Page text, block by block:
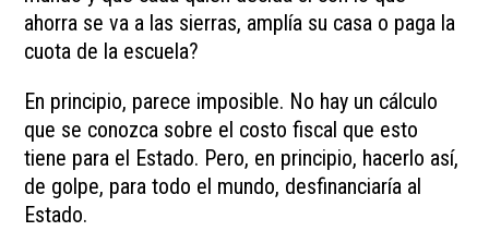
ahorra se va a las sierras, amplía su casa o paga la
cuota de la escuela?
En principio, parece imposible. No hay un cálculo
que se conozca sobre el costo fiscal que esto
tiene para el Estado. Pero, en principio, hacerlo así,
de golpe, para todo el mundo, desfinanciaría al
Estado.